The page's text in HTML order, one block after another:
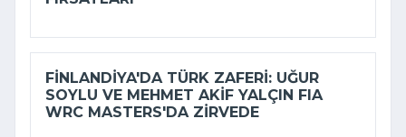
FINLANDIYA'DA TÜRK ZAFERI: UĞUR
SOYLU VE MEHMET AKIF YALÇIN FIA
WRC MASTERS'DA ZIRVEDE